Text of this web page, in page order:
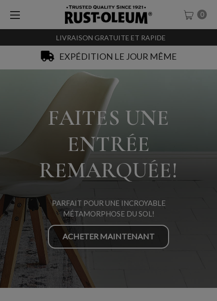
LIVRAISON GRATUITE ET RAPIDE
0
SACHET-TESTEURS À 0,99€
FAITES UNE
ENTRÉE
REMARQUÉE!
PARFAIT POUR UNE INCROYABLE
MÉTAMORPHOSE DU SOL!
ACHETER MAINTENANT